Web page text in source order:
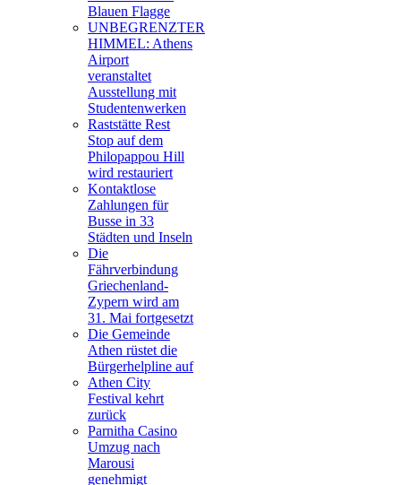
Blauen Flagge
UNBEGRENZTER
HIMMEL: Athens
Airport
veranstaltet
Ausstellung mit
Studentenwerken
Raststätte Rest
Stop auf dem
Philopappou Hill
wird restauriert
Kontaktlose
Zahlungen für
Busse in 33
Städten und Inseln
Die
Fährverbindung
Griechenland-
Zypern wird am
31. Mai fortgesetzt
Die Gemeinde
Athen rüstet die
Bürgerhelpline auf
Athen City
Festival kehrt
zurück
Parnitha Casino
Umzug nach
Marousi
genehmigt